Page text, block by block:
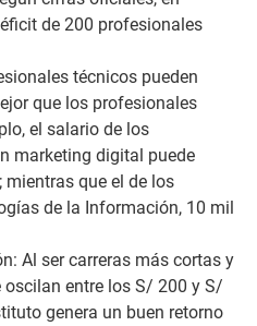
de 200 profesionales
técnicos pueden
que los profesionales
el salario de los
marketing digital puede
que el de los
de la Información, 10 mil
Al ser carreras más cortas y
entre los S/ 200 y S/
genera un buen retorno